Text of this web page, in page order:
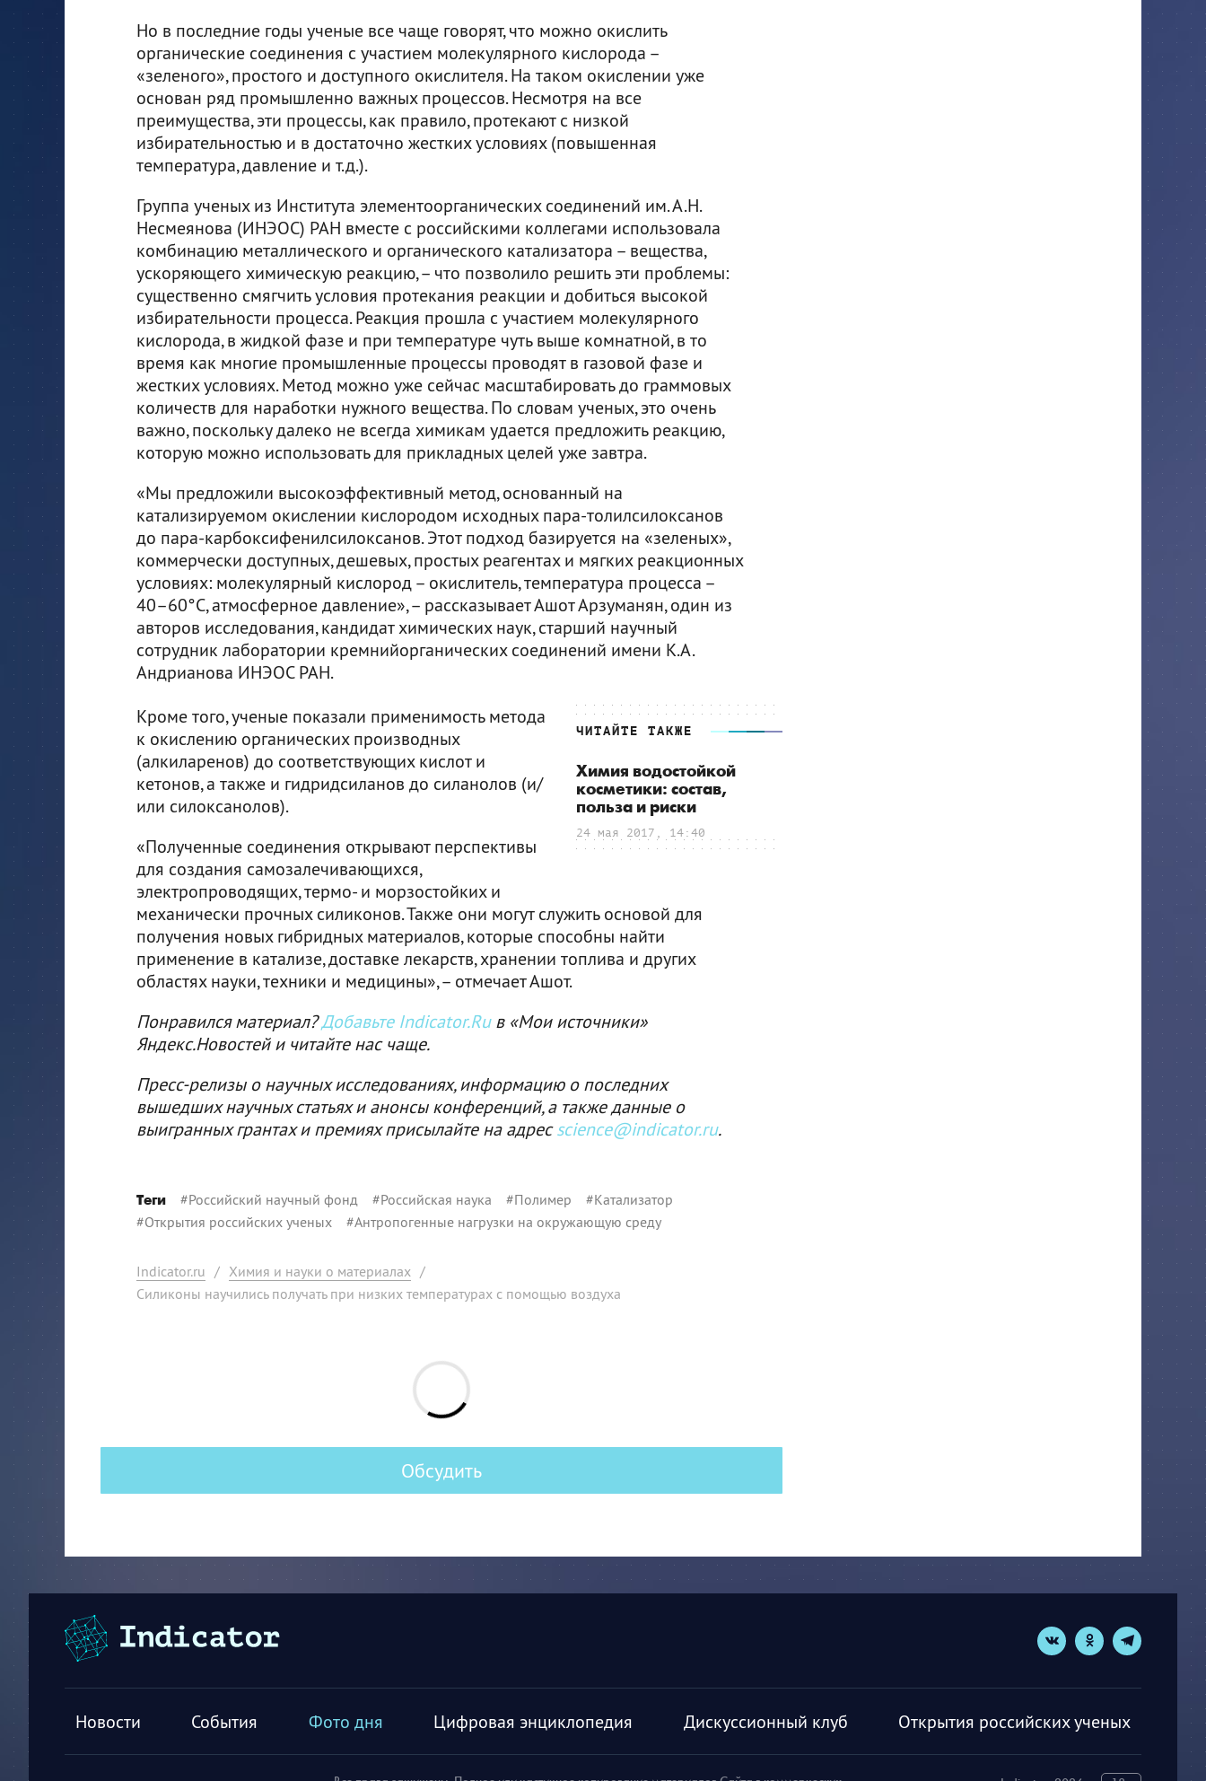
Но в последние годы ученые все чаще говорят, что можно окислить
органические соединения с участием молекулярного кислорода –
«зеленого», простого и доступного окислителя. На таком окислении уже
основан ряд промышленно важных процессов. Несмотря на все
преимущества, эти процессы, как правило, протекают с низкой
избирательностью и в достаточно жестких условиях (повышенная
температура, давление и т.д.).
Группа ученых из Института элементоорганических соединений им. А.Н.
Несмеянова (ИНЭОС) РАН вместе с российскими коллегами использовала
комбинацию металлического и органического катализатора – вещества,
ускоряющего химическую реакцию, – что позволило решить эти проблемы:
существенно смягчить условия протекания реакции и добиться высокой
избирательности процесса. Реакция прошла с участием молекулярного
кислорода, в жидкой фазе и при температуре чуть выше комнатной, в то
время как многие промышленные процессы проводят в газовой фазе и
жестких условиях. Метод можно уже сейчас масштабировать до граммовых
количеств для наработки нужного вещества. По словам ученых, это очень
важно, поскольку далеко не всегда химикам удается предложить реакцию,
которую можно использовать для прикладных целей уже завтра.
«Мы предложили высокоэффективный метод, основанный на
катализируемом окислении кислородом исходных пара-толилсилоксанов
до пара-карбоксифенилсилоксанов. Этот подход базируется на «зеленых»,
коммерчески доступных, дешевых, простых реагентах и мягких реакционных
условиях: молекулярный кислород – окислитель, температура процесса –
40–60°С, атмосферное давление», – рассказывает Ашот Арзуманян, один из
авторов исследования, кандидат химических наук, старший научный
сотрудник лаборатории кремнийорганических соединений имени К.А.
Андрианова ИНЭОС РАН.
ЧИТАЙТЕ ТАКЖЕ
Химия водостойкой
косметики: состав,
польза и риски
24 мая 2017, 14:40
Кроме того, ученые показали применимость метода
к окислению органических производных
(алкиларенов) до соответствующих кислот и
кетонов, а также и гидридсиланов до силанолов (и/
или силоксанолов).
«Полученные соединения открывают перспективы
для создания самозалечивающихся,
электропроводящих, термо- и морзостойких и
механически прочных силиконов. Также они могут служить основой для
получения новых гибридных материалов, которые способны найти
применение в катализе, доставке лекарств, хранении топлива и других
областях науки, техники и медицины», – отмечает Ашот.
Понравился материал?Добавьте Indicator.Ruв «Мои источники»
Яндекс.Новостей и читайте нас чаще.
Пресс-релизы о научных исследованиях, информацию о последних
вышедших научных статьях и анонсы конференций, а также данные о
выигранных грантах и премиях присылайте на адресscience@indicator.ru.
Теги #Российский научный фонд #Российская наука #Полимер #Катализатор
#Открытия российских ученых #Антропогенные нагрузки на окружающую среду
Indicator.ru / Химия и науки о материалах /
Силиконы научились получать при низких температурах с помощью воздуха
Обсудить
Новости События Фото дня Цифровая энциклопедия Дискуссионный клуб Открытия российских ученых